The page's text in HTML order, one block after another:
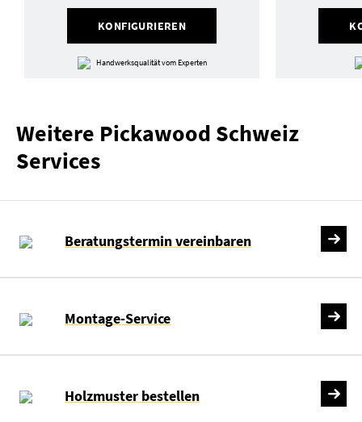
KONFIGURIEREN
Handwerksqualität vom Experten
Weitere Pickawood Schweiz
Services
Beratungstermin vereinbaren
Montage-Service
Holzmuster bestellen